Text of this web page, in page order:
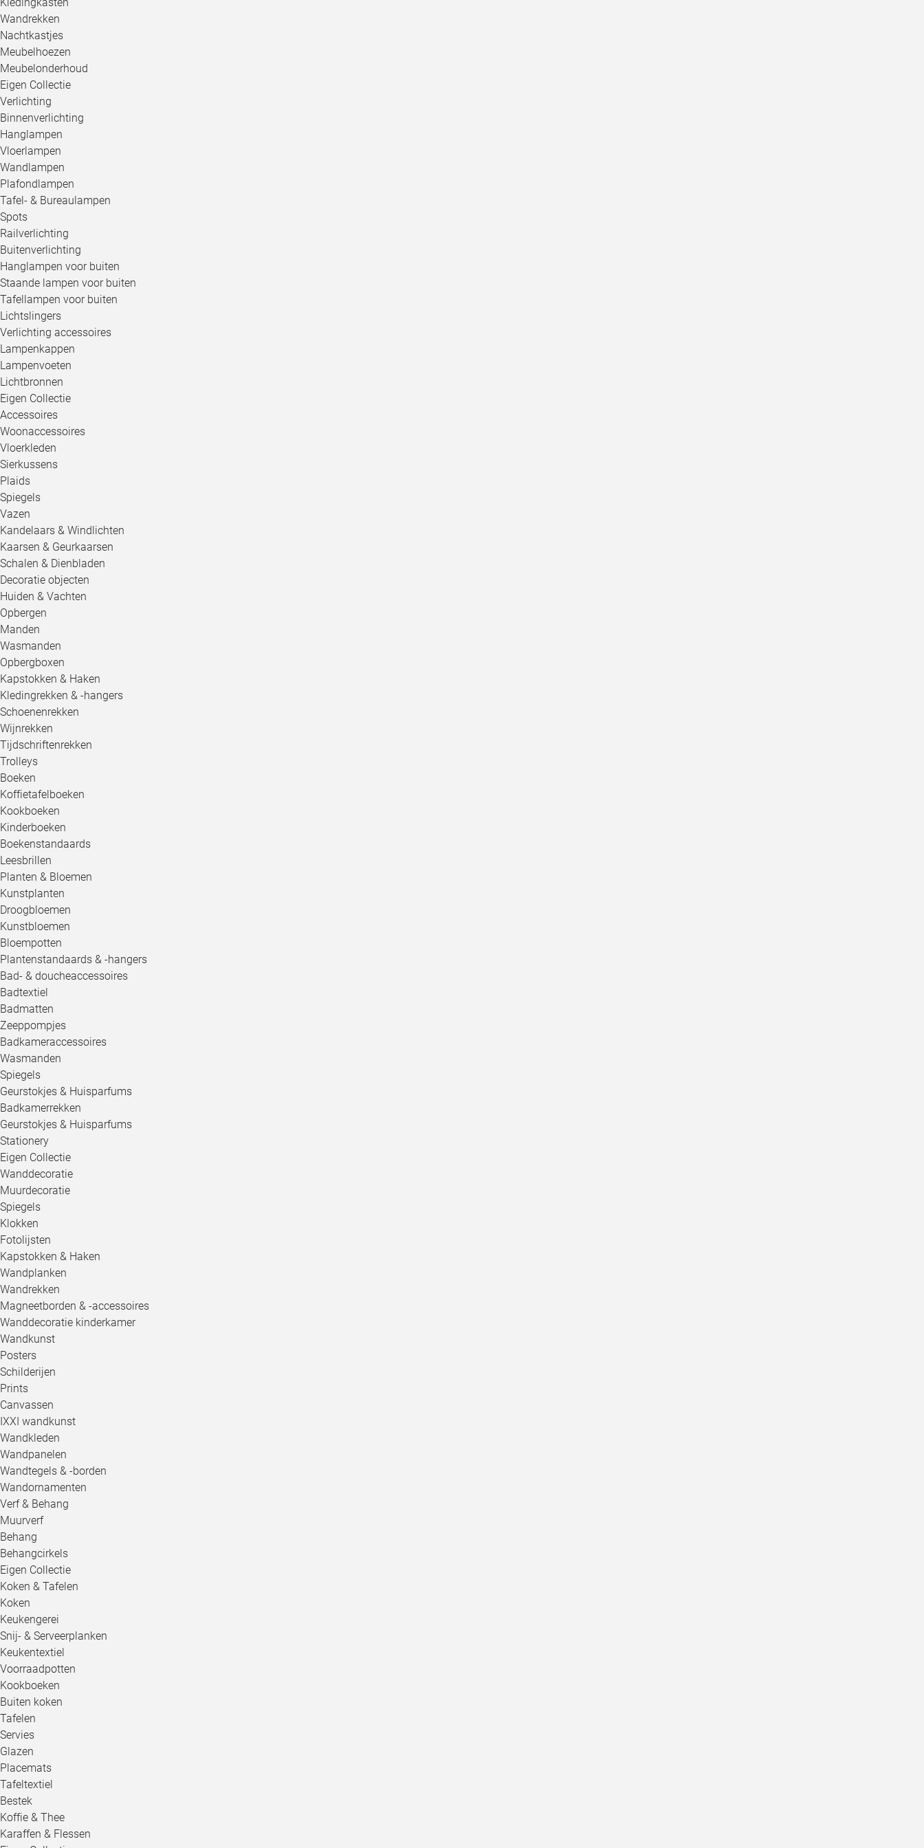
Wandrekken
Nachtkastjes
Meubelhoezen
Meubelonderhoud
Eigen Collectie
Verlichting
Binnenverlichting
Hanglampen
Vloerlampen
Wandlampen
Plafondlampen
Tafel- & Bureaulampen
Spots
Railverlichting
Buitenverlichting
Hanglampen voor buiten
Staande lampen voor buiten
Tafellampen voor buiten
Lichtslingers
Verlichting accessoires
Lampenkappen
Lampenvoeten
Lichtbronnen
Eigen Collectie
Accessoires
Woonaccessoires
Vloerkleden
Sierkussens
Plaids
Spiegels
Vazen
Kandelaars & Windlichten
Kaarsen & Geurkaarsen
Schalen & Dienbladen
Decoratie objecten
Huiden & Vachten
Opbergen
Manden
Wasmanden
Opbergboxen
Kapstokken & Haken
Kledingrekken & -hangers
Schoenenrekken
Wijnrekken
Tijdschriftenrekken
Trolleys
Boeken
Koffietafelboeken
Kookboeken
Kinderboeken
Boekenstandaards
Leesbrillen
Planten & Bloemen
Kunstplanten
Droogbloemen
Kunstbloemen
Bloempotten
Plantenstandaards & -hangers
Bad- & doucheaccessoires
Badtextiel
Badmatten
Zeeppompjes
Badkameraccessoires
Wasmanden
Spiegels
Geurstokjes & Huisparfums
Badkamerrekken
Geurstokjes & Huisparfums
Stationery
Eigen Collectie
Wanddecoratie
Muurdecoratie
Spiegels
Klokken
Fotolijsten
Kapstokken & Haken
Wandplanken
Wandrekken
Magneetborden & -accessoires
Wanddecoratie kinderkamer
Wandkunst
Posters
Schilderijen
Prints
Canvassen
IXXI wandkunst
Wandkleden
Wandpanelen
Wandtegels & -borden
Wandornamenten
Verf & Behang
Muurverf
Behang
Behangcirkels
Eigen Collectie
Koken & Tafelen
Koken
Keukengerei
Snij- & Serveerplanken
Keukentextiel
Voorraadpotten
Kookboeken
Buiten koken
Tafelen
Servies
Glazen
Placemats
Tafeltextiel
Bestek
Koffie & Thee
Karaffen & Flessen